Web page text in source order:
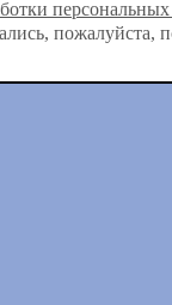
пожалуйста,